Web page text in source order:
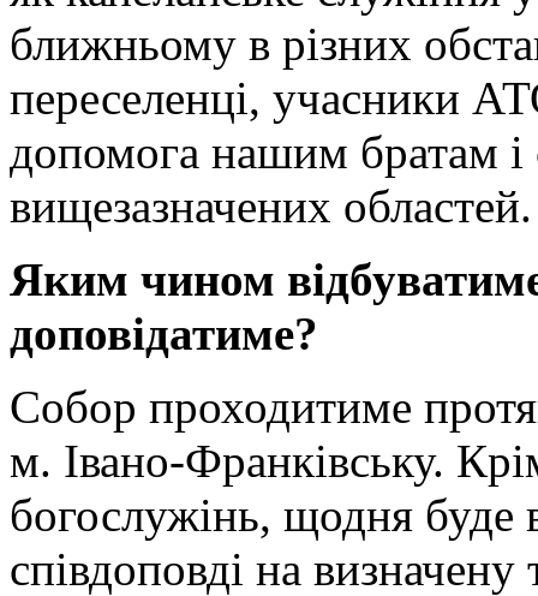
ближньому в різних
переселенці, учасники
допомога нашим братам і
вищезазначених областей.
Яким чином
доповідатиме?
Собор проходитиме
м. Івано-Франківську.
богослужінь, щодня буде
співдоповді на визначену